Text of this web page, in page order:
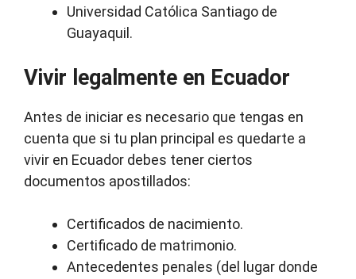
Universidad Católica Santiago de
Guayaquil.
Vivir legalmente en Ecuador
Antes de iniciar es necesario que tengas en
cuenta que si tu plan principal es quedarte a
vivir en Ecuador debes tener ciertos
documentos apostillados:
Certificados de nacimiento.
Certificado de matrimonio.
Antecedentes penales (del lugar donde